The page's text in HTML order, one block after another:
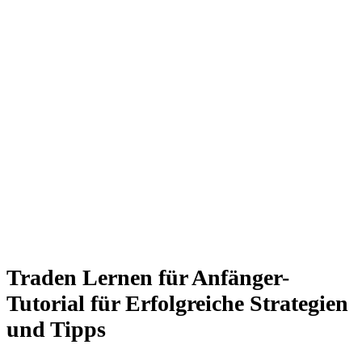
Traden Lernen für Anfänger-
Tutorial für Erfolgreiche Strategien
und Tipps